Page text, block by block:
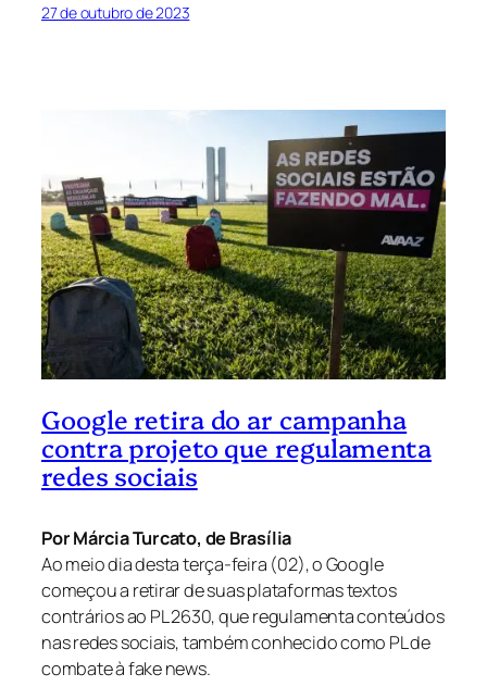
27 de outubro de 2023
Google retira do ar campanha
contra projeto que regulamenta
redes sociais
Por Márcia Turcato, de Brasília
Ao meio dia desta terça-feira (02), o Google
começou a retirar de suas plataformas textos
contrários ao PL 2630, que regulamenta conteúdos
nas redes sociais, também conhecido como PL de
combate à fake news.